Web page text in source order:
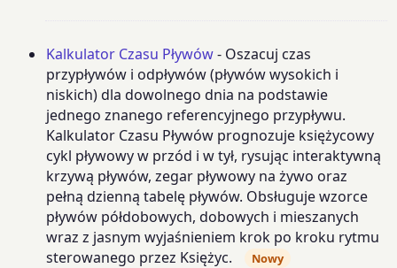
Kalkulator Czasu Pływów- Oszacuj czas
przypływów i odpływów (pływów wysokich i
niskich) dla dowolnego dnia na podstawie
jednego znanego referencyjnego przypływu.
Kalkulator Czasu Pływów prognozuje księżycowy
cykl pływowy w przód i w tył, rysując interaktywną
krzywą pływów, zegar pływowy na żywo oraz
pełną dzienną tabelę pływów. Obsługuje wzorce
pływów półdobowych, dobowych i mieszanych
wraz z jasnym wyjaśnieniem krok po kroku rytmu
sterowanego przez Księżyc.
Nowy